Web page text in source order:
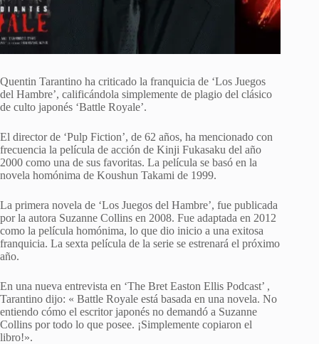
Quentin Tarantino ha criticado la franquicia de ‘Los Juegos
del Hambre’, calificándola simplemente de plagio del clásico
de culto japonés ‘Battle Royale’.
El director de ‘Pulp Fiction’, de 62 años, ha mencionado con
frecuencia la película de acción de Kinji Fukasaku del año
2000 como una de sus favoritas. La película se basó en la
novela homónima de Koushun Takami de 1999.
La primera novela de ‘Los Juegos del Hambre’, fue publicada
por la autora Suzanne Collins en 2008. Fue adaptada en 2012
como la película homónima, lo que dio inicio a una exitosa
franquicia. La sexta película de la serie se estrenará el próximo
año.
En una nueva entrevista en ‘The Bret Easton Ellis Podcast’ ,
Tarantino dijo: « Battle Royale está basada en una novela. No
entiendo cómo el escritor japonés no demandó a Suzanne
Collins por todo lo que posee. ¡Simplemente copiaron el
libro!».